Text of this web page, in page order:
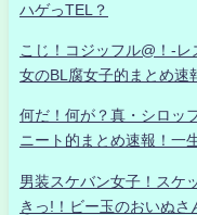
ハゲっTEL？
こじ！コジッフル@！-
女のBL腐女子的まとめ速
何だ！何が？真・シロ
ニート的まとめ速報！一
男装スケバン女子！スケ
きっ!！ビー玉のおいぬ